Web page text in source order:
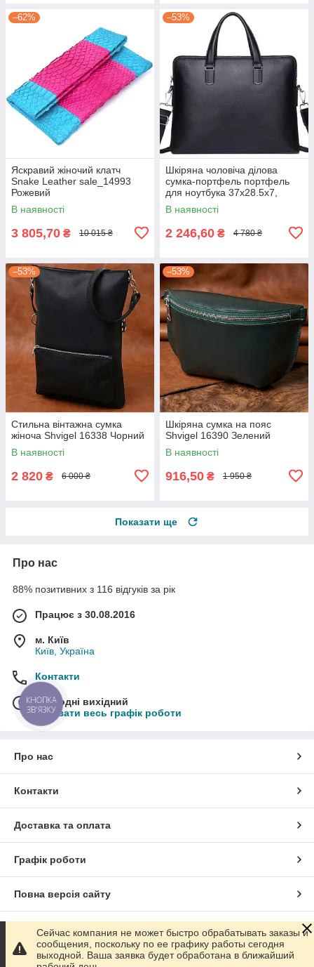
–62%
Яскравий жіночий клатч
Snake Leather sale_14993
Рожевий
В наявності
3 805,70 ₴ 10 015 ₴
–53%
Шкіряна чоловіча ділова
сумка-портфель портфель
для ноутбука 37х28.5х7,
дипломат для офіса Tiding
Bag 64028 чорний
В наявності
2 246,60 ₴ 4 780 ₴
–53%
Стильна вінтажна сумка
жіноча Shvigel 16338 Чорний
В наявності
2 820 ₴ 6 000 ₴
–53%
Шкіряна сумка на пояс
Shvigel 16390 Зелений
В наявності
916,50 ₴ 1 950 ₴
Показати ще
Про нас
88% позитивних з 116 відгуків за рік
Працює з 30.08.2016
м. Київ
Київ, Україна
Контакти
Сьогодні вихідний
Показати весь графік роботи
Про нас
Контакти
Доставка та оплата
Графік роботи
Повна версія сайту
Сайт створено на маркетплейсі Prom.ua
Політика конфіденційності
Сейчас компания не может быстро обрабатывать заказы и
сообщения, поскольку по ее графику работы сегодня
выходной. Ваша заявка будет обработана в ближайший
КНОПКА
ЗВ'ЯЗКУ